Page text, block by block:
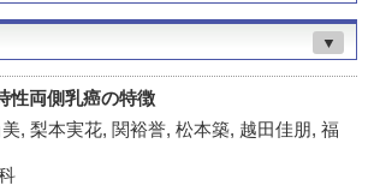
▼
性両側乳癌の特徴
, 梨本実花, 関裕誉, 松本築, 越田佳朋, 福